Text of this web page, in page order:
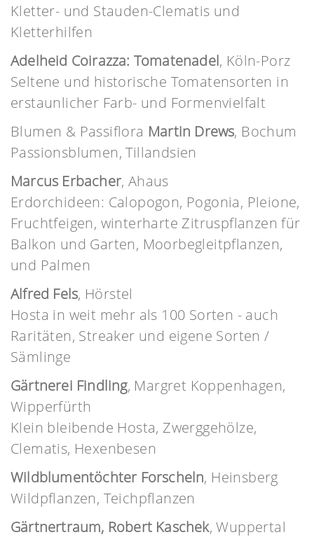
Kletter- und Stauden-Clematis und
Kletterhilfen
Adelheid Coirazza: Tomatenadel, Köln-Porz
Seltene und historische Tomatensorten in
erstaunlicher Farb- und Formenvielfalt
Blumen & Passiflora Martin Drews, Bochum
Passionsblumen, Tillandsien
Marcus Erbacher, Ahaus
Erdorchideen: Calopogon, Pogonia, Pleione,
Fruchtfeigen, winterharte Zitruspflanzen für
Balkon und Garten, Moorbegleitpflanzen,
und Palmen
Alfred Fels, Hörstel
Hosta in weit mehr als 100 Sorten - auch
Raritäten, Streaker und eigene Sorten /
Sämlinge
Gärtnerei Findling, Margret Koppenhagen,
Wipperfürth
Klein bleibende Hosta, Zwerggehölze,
Clematis, Hexenbesen
Wildblumentöchter Forscheln, Heinsberg
Wildpflanzen, Teichpflanzen
Gärtnertraum, Robert Kaschek, Wuppertal